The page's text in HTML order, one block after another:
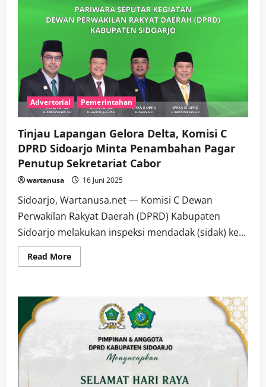
Advertorial Pemerintahan
Tinjau Lapangan Gelora Delta, Komisi C
DPRD Sidoarjo Minta Penambahan Pagar
Penutup Sekretariat Cabor
wartanusa 16 Juni 2025
Sidoarjo, Wartanusa.net — Komisi C Dewan
Perwakilan Rakyat Daerah (DPRD) Kabupaten
Sidoarjo melakukan inspeksi mendadak (sidak) ke...
Read MoreRead
more
Sidoarjo
Minta
Penambahan
Sekretariat